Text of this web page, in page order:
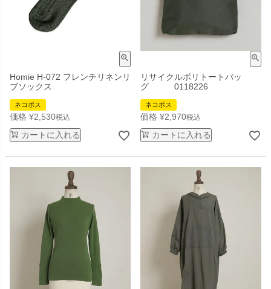
Homie H-072 フレンチリネンリ
ブソックス
ネコポス
価格 ¥2,530税込
カートに入れる
リサイクルポリトートバッ
グ 0118226
ネコポス
価格 ¥2,970税込
カートに入れる